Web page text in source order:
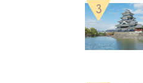
3